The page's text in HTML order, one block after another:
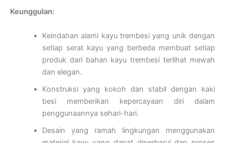
Keunggulan:
Keindahan alami kayu trembesi yang unik dengan
setiap serat kayu yang berbeda membuat setiap
produk dari bahan kayu trembesi terlihat mewah
dan elegan.
Konstruksi yang kokoh dan stabil dengan kaki
besi memberikan kepercayaan diri dalam
penggunaannya sehari-hari.
Desain yang ramah lingkungan menggunakan